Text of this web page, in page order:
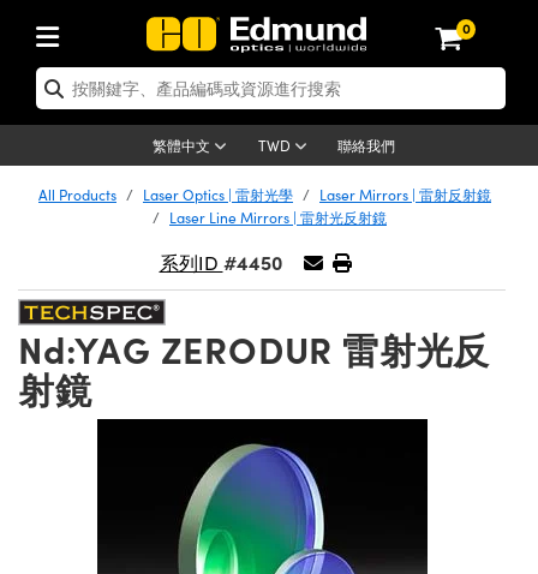
0
繁體中文 TWD 聯絡我們
| 光學產品
| 反射鏡
| 光學濾光片
Optics | 偏振光學元件
| 分光鏡
Optics | 雷射光學
| 雷射透鏡
| 雷射濾光片
| 超快光學
器
Assemblies | 雷射光學元件組
Shaping | 雷射光束整形
| 光機組件
System | 光學籠式系統
| 臺式系統
and Breadboards | 光學平臺
| 電動平臺
and Slides | 平臺和滑塊
| 顯微鏡
| Mitutoyo 物鏡
| Nikon 物鏡
| ZEISS 物鏡
Microscopes
Objectives | 有限共軛物鏡
| 雷射
and Electronics | 雷射
| 雷射防護
| 雷射用光機模組
| 實驗室和生產線
Lenses | 成像鏡頭
Lenses | 定焦鏡頭
| 遠心鏡頭
Magnification Lenses
Objectives | 顯微鏡物鏡
Lenses for Harsh Environments
and Advanced
| 影視製作和高級攝影
| 相機
Cameras | Gigabit乙太網相
Cameras | Teledyne Dalsa
Microscopy Cameras
Cameras | Allied Vision 相機
and Illumination | 照明
Lighting | 機器視覺光源
Lighting |顯微鏡照明
| 雷射光源
Sources | 其他光源
| 光源配件
Targets | 測試板
Targets | 解析度測試板
Targets | 畸變測試版
Level Test Targets | 色卡測試板
| USAF 測試版
and Detection | 測試與監測
| 光學度量
Solutions | 機器視覺方案
and Electronics | 雷射
品
測器
放大器
and Roughness Standards | 表
and Production | 實驗室和生產
| 清潔用品
Handling Tools | 零件夾持用品
| 光學膠
Products | Acktar 黑色吸
Accessories | UV固化設備
應用選購
| 光譜儀
Imaging
By Brand
Products | 新品專區
Lenses
| 清倉品
| 清倉光學產品
| 清倉顯微鏡
Lenses | 清倉成像鏡頭
| 清倉照明
Products | 重新認證產
| 重新認證光學產品
| 重新認證光機
| 重新認證雷射
| 重新認證顯微鏡
Lenses | 重新認證成像鏡
| 重新認證相機
| 重新認證照明
All Products Laser Optics | 雷射光學
Laser Mirrors | 雷射反射鏡
Laser Line Mirrors | 雷射光反射鏡
系列ID #4450
Nd:YAG ZERODUR 雷射光反
射鏡